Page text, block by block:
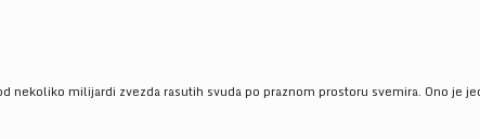
milijardi zvezda rasutih svuda po praznom prostoru svemira. Ono je